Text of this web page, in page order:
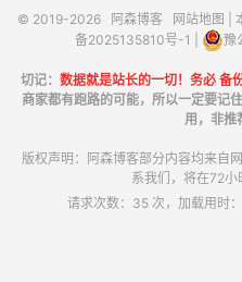
© 2019-2026 阿森博客 网站地图 |
备2025135810号-1
豫
切记： 数据就是站长的一切！务必 备
商家都有跑路的可能，所以一定要记
用，非推
版权声明：阿森博客部分内容均来自
系我们，将在72小
请求次数：35 次，加载用时